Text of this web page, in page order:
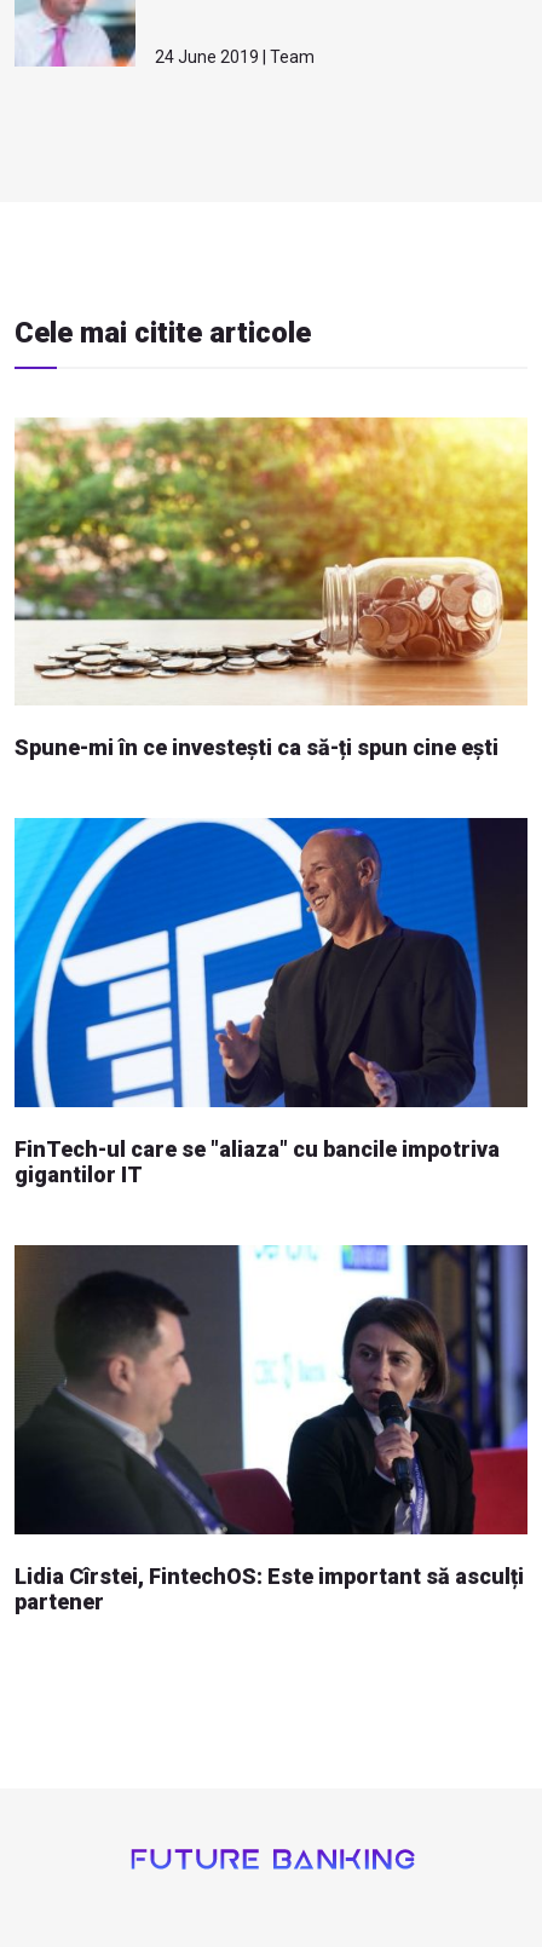
24 June 2019 | Team
Cele mai citite articole
Spune-mi în ce investești ca să-ți spun cine ești
FinTech-ul care se "aliaza" cu bancile impotriva
gigantilor IT
Lidia Cîrstei, FintechOS: Este important să asculți
partener